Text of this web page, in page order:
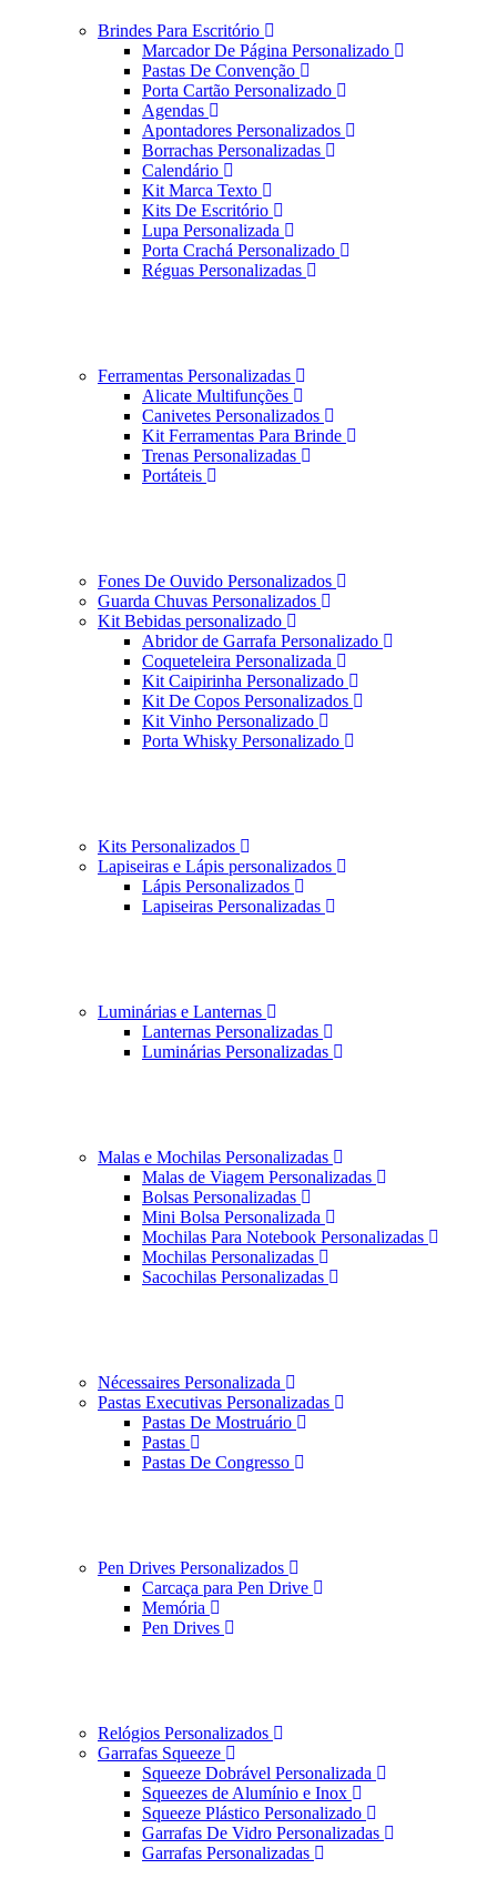
Brindes Para Escritório
Marcador De Página Personalizado
Pastas De Convenção
Porta Cartão Personalizado
Agendas
Apontadores Personalizados
Borrachas Personalizadas
Calendário
Kit Marca Texto
Kits De Escritório
Lupa Personalizada
Porta Crachá Personalizado
Réguas Personalizadas
Ferramentas Personalizadas
Alicate Multifunções
Canivetes Personalizados
Kit Ferramentas Para Brinde
Trenas Personalizadas
Portáteis
Fones De Ouvido Personalizados
Guarda Chuvas Personalizados
Kit Bebidas personalizado
Abridor de Garrafa Personalizado
Coqueteleira Personalizada
Kit Caipirinha Personalizado
Kit De Copos Personalizados
Kit Vinho Personalizado
Porta Whisky Personalizado
Kits Personalizados
Lapiseiras e Lápis personalizados
Lápis Personalizados
Lapiseiras Personalizadas
Luminárias e Lanternas
Lanternas Personalizadas
Luminárias Personalizadas
Malas e Mochilas Personalizadas
Malas de Viagem Personalizadas
Bolsas Personalizadas
Mini Bolsa Personalizada
Mochilas Para Notebook Personalizadas
Mochilas Personalizadas
Sacochilas Personalizadas
Nécessaires Personalizada
Pastas Executivas Personalizadas
Pastas De Mostruário
Pastas
Pastas De Congresso
Pen Drives Personalizados
Carcaça para Pen Drive
Memória
Pen Drives
Relógios Personalizados
Garrafas Squeeze
Squeeze Dobrável Personalizada
Squeezes de Alumínio e Inox
Squeeze Plástico Personalizado
Garrafas De Vidro Personalizadas
Garrafas Personalizadas